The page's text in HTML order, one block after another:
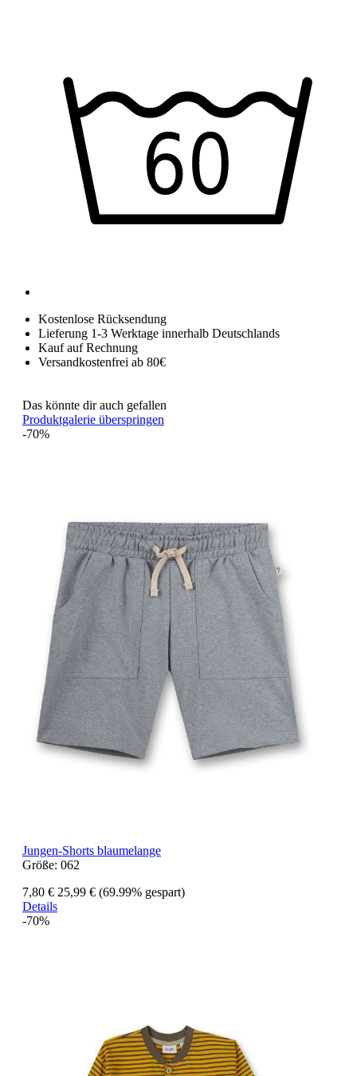
Kostenlose Rücksendung
Lieferung 1-3 Werktage innerhalb Deutschlands
Kauf auf Rechnung
Versandkostenfrei ab 80€
Das könnte dir auch gefallen
Produktgalerie überspringen
-70%
Jungen-Shorts blaumelange
Größe: 062
7,80 € 25,99 € (69.99% gespart)
Details
-70%